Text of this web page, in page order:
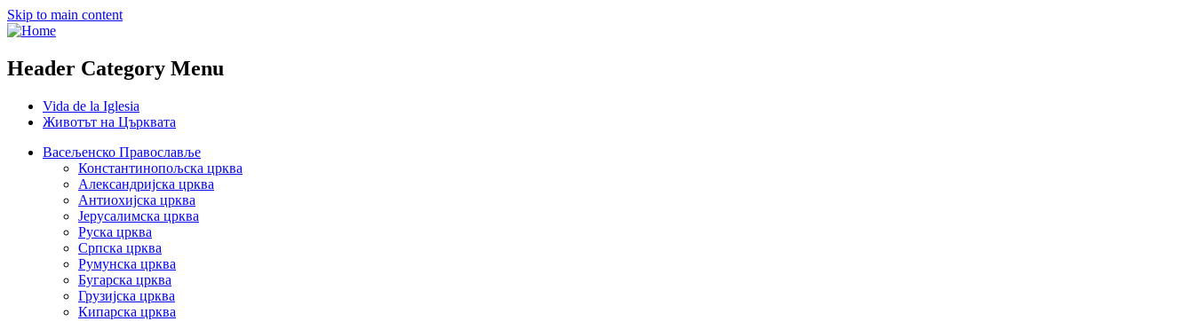
Skip to main content
Header Category Menu
Vida de la Iglesia
Животът на Църквата
Васељенско Православље
Константинопољска црква
Александријска црква
Антиохијска црква
Јерусалимска црква
Руска црква
Српска црква
Румунска црква
Бугарска црква
Грузијска црква
Кипарска црква